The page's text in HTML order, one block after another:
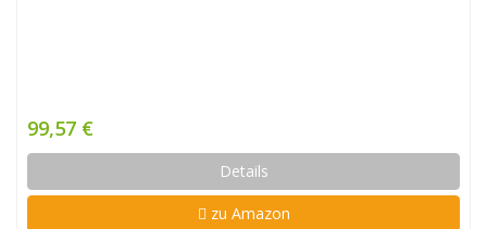
99,57 €
Details
zu Amazon